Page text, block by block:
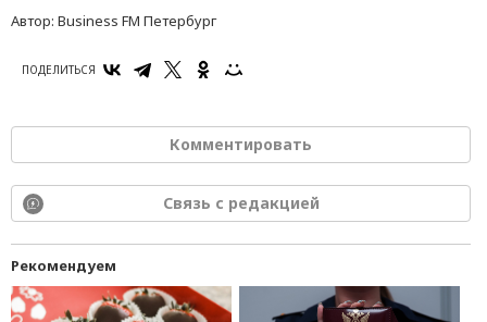
Автор: Business FM Петербург
ПОДЕЛИТЬСЯ
Комментировать
Связь с редакцией
Рекомендуем